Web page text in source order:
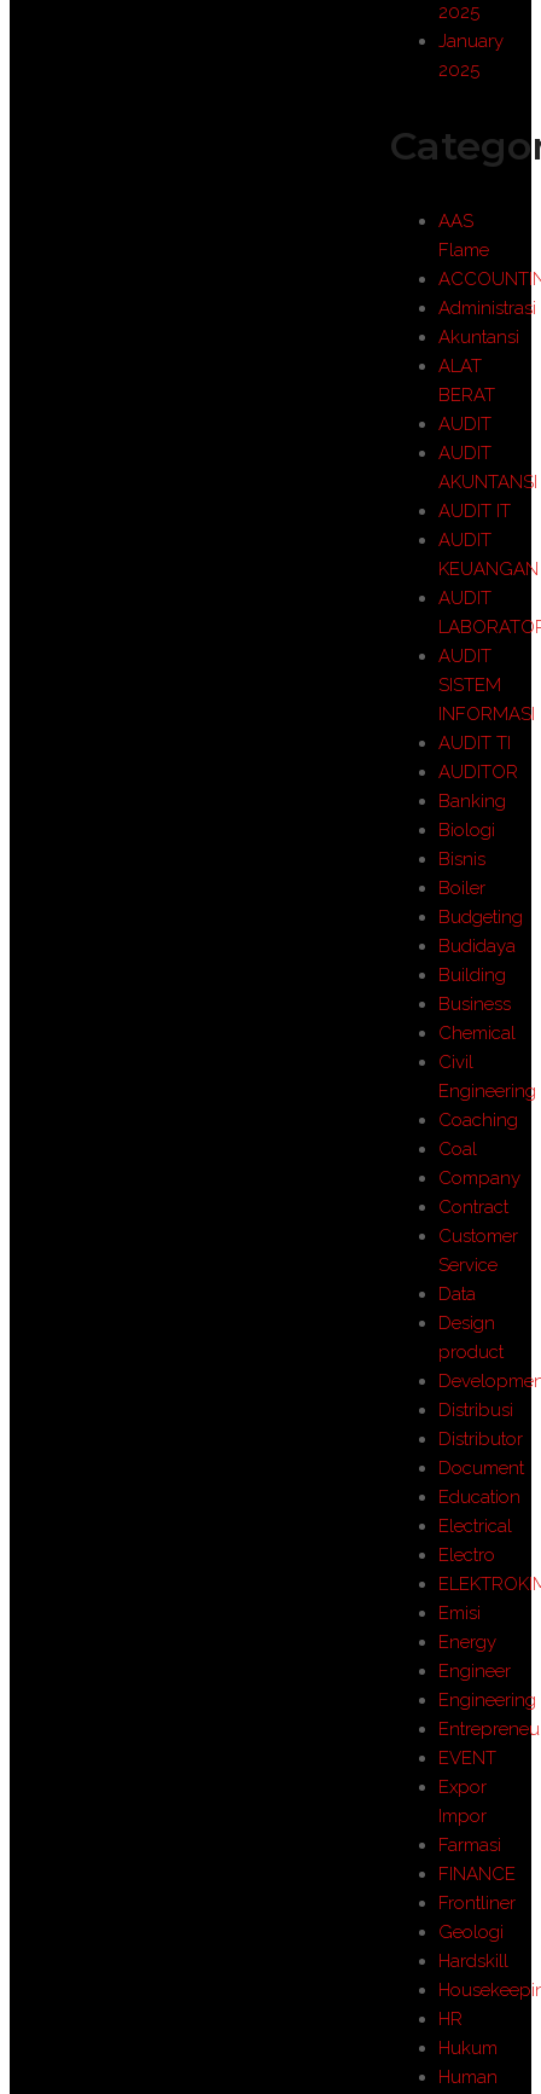
2025
January
2025
AAS
Flame
Administrasi
Akuntansi
ALAT
BERAT
AUDIT
AUDIT
AKUNTANSI
AUDIT IT
AUDIT
KEUANGAN
AUDIT
AUDIT
SISTEM
INFORMASI
AUDIT TI
AUDITOR
Banking
Biologi
Bisnis
Boiler
Budgeting
Budidaya
Building
Business
Chemical
Civil
Engineering
Coaching
Coal
Company
Contract
Customer
Service
Data
Design
product
Distribusi
Distributor
Document
Education
Electrical
Electro
Emisi
Energy
Engineer
Engineering
EVENT
Expor
Impor
Farmasi
FINANCE
Frontliner
Geologi
Hardskill
HR
Hukum
Human